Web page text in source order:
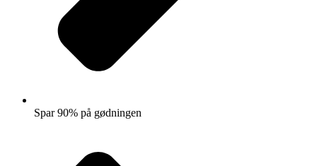
Spar 90% på gødningen